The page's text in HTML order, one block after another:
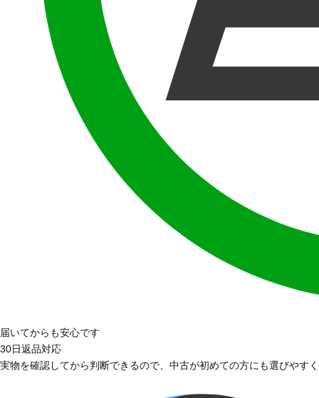
届いてからも安心です
30日返品対応
実物を確認してから判断できるので、中古が初めての方にも選びやす